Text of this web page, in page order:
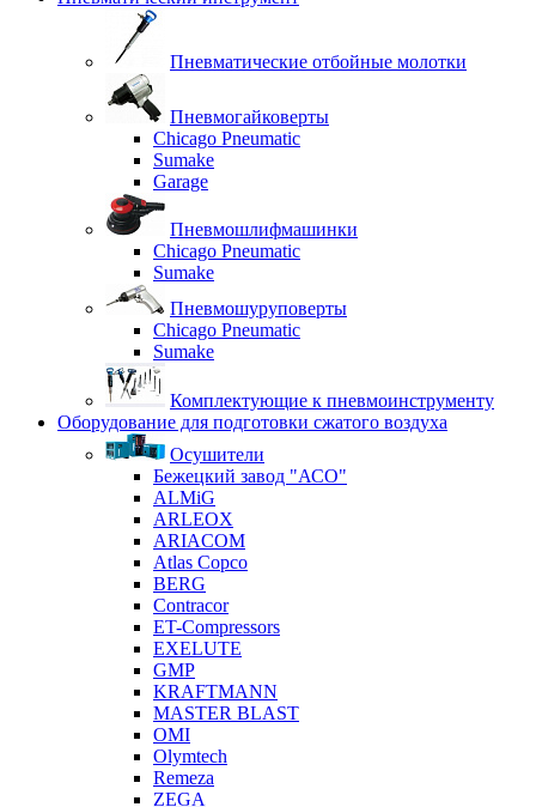
Пневматические отбойные молотки
Пневмогайковерты
Chicago Pneumatic
Sumake
Garage
Пневмошлифмашинки
Chicago Pneumatic
Sumake
Пневмошуруповерты
Chicago Pneumatic
Sumake
Комплектующие к пневмоинструменту
Оборудование для подготовки сжатого воздуха
Осушители
Бежецкий завод "АСО"
ALMiG
ARLEOX
ARIACOM
Atlas Copco
BERG
Contracor
ET-Compressors
EXELUTE
GMP
KRAFTMANN
MASTER BLAST
OMI
Olymtech
Remeza
ZEGA